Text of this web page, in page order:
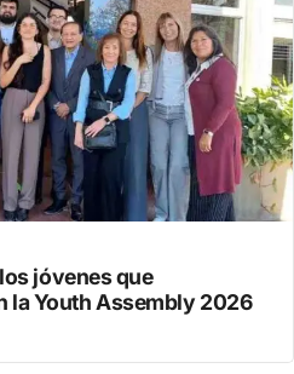
jóvenes que
la Youth Assembly 2026